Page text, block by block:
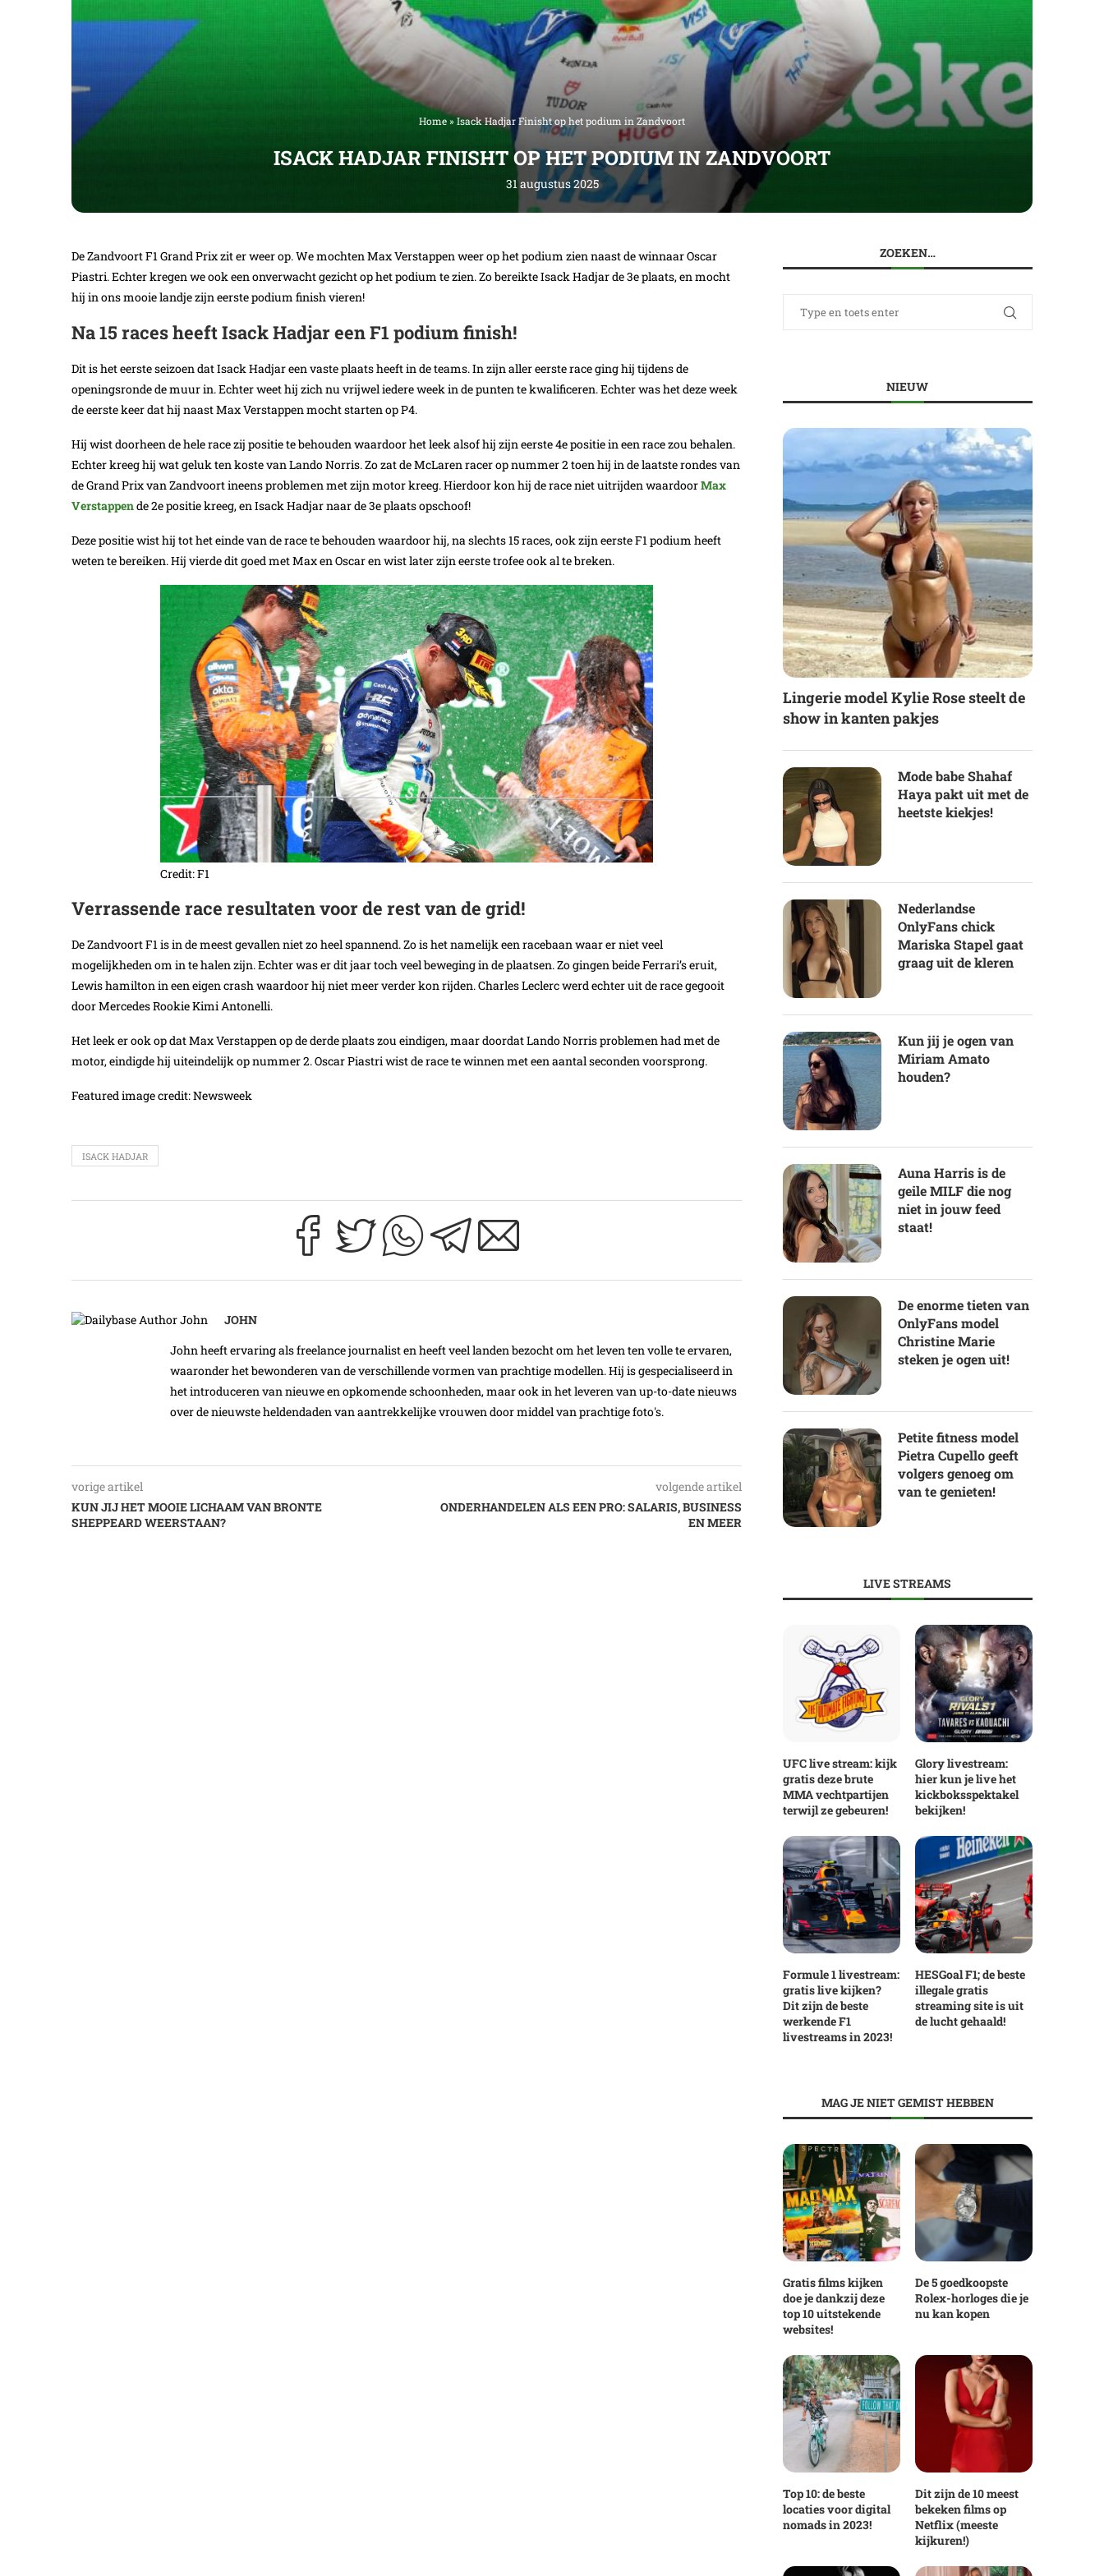
Home»Isack Hadjar Finisht op het podium in Zandvoort
ISACK HADJAR FINISHT OP HET PODIUM IN ZANDVOORT
31 augustus 2025
De Zandvoort F1 Grand Prix zit er weer op. We mochten Max Verstappen weer op het podium zien naast de winnaar Oscar
Piastri. Echter kregen we ook een onverwacht gezicht op het podium te zien. Zo bereikte Isack Hadjar de 3e plaats, en mocht
hij in ons mooie landje zijn eerste podium finish vieren!
Na 15 races heeft Isack Hadjar een F1 podium finish!
Dit is het eerste seizoen dat Isack Hadjar een vaste plaats heeft in de teams. In zijn aller eerste race ging hij tijdens de
openingsronde de muur in. Echter weet hij zich nu vrijwel iedere week in de punten te kwalificeren. Echter was het deze week
de eerste keer dat hij naast Max Verstappen mocht starten op P4.
Hij wist doorheen de hele race zij positie te behouden waardoor het leek alsof hij zijn eerste 4e positie in een race zou behalen.
Echter kreeg hij wat geluk ten koste van Lando Norris. Zo zat de McLaren racer op nummer 2 toen hij in de laatste rondes van
de Grand Prix van Zandvoort ineens problemen met zijn motor kreeg. Hierdoor kon hij de race niet uitrijden waardoorMax
Verstappende 2e positie kreeg, en Isack Hadjar naar de 3e plaats opschoof!
Deze positie wist hij tot het einde van de race te behouden waardoor hij, na slechts 15 races, ook zijn eerste F1 podium heeft
weten te bereiken. Hij vierde dit goed met Max en Oscar en wist later zijn eerste trofee ook al te breken.
Credit: F1
Verrassende race resultaten voor de rest van de grid!
De Zandvoort F1 is in de meest gevallen niet zo heel spannend. Zo is het namelijk een racebaan waar er niet veel
mogelijkheden om in te halen zijn. Echter was er dit jaar toch veel beweging in de plaatsen. Zo gingen beide Ferrari’s eruit,
Lewis hamilton in een eigen crash waardoor hij niet meer verder kon rijden. Charles Leclerc werd echter uit de race gegooit
door Mercedes Rookie Kimi Antonelli.
Het leek er ook op dat Max Verstappen op de derde plaats zou eindigen, maar doordat Lando Norris problemen had met de
motor, eindigde hij uiteindelijk op nummer 2. Oscar Piastri wist de race te winnen met een aantal seconden voorsprong.
Featured image credit: Newsweek
ISACK HADJAR
JOHN
John heeft ervaring als freelance journalist en heeft veel landen bezocht om het leven ten volle te ervaren,
waaronder het bewonderen van de verschillende vormen van prachtige modellen. Hij is gespecialiseerd in
het introduceren van nieuwe en opkomende schoonheden, maar ook in het leveren van up-to-date nieuws
over de nieuwste heldendaden van aantrekkelijke vrouwen door middel van prachtige foto's.
vorige artikel
KUN JIJ HET MOOIE LICHAAM VAN BRONTE
SHEPPEARD WEERSTAAN?
volgende artikel
ONDERHANDELEN ALS EEN PRO: SALARIS, BUSINESS
EN MEER
ZOEKEN…
NIEUW
Lingerie model Kylie Rose steelt de
show in kanten pakjes
Mode babe Shahaf
Haya pakt uit met de
heetste kiekjes!
Nederlandse
OnlyFans chick
Mariska Stapel gaat
graag uit de kleren
Kun jij je ogen van
Miriam Amato
houden?
Auna Harris is de
geile MILF die nog
niet in jouw feed
staat!
De enorme tieten van
OnlyFans model
Christine Marie
steken je ogen uit!
Petite fitness model
Pietra Cupello geeft
volgers genoeg om
van te genieten!
LIVE STREAMS
UFC live stream: kijk
gratis deze brute
MMA vechtpartijen
terwijl ze gebeuren!
Glory livestream:
hier kun je live het
kickboksspektakel
bekijken!
Formule 1 livestream:
gratis live kijken?
Dit zijn de beste
werkende F1
livestreams in 2023!
HESGoal F1; de beste
illegale gratis
streaming site is uit
de lucht gehaald!
MAG JE NIET GEMIST HEBBEN
Gratis films kijken
doe je dankzij deze
top 10 uitstekende
websites!
De 5 goedkoopste
Rolex-horloges die je
nu kan kopen
Top 10: de beste
locaties voor digital
nomads in 2023!
Dit zijn de 10 meest
bekeken films op
Netflix (meeste
kijkuren!)